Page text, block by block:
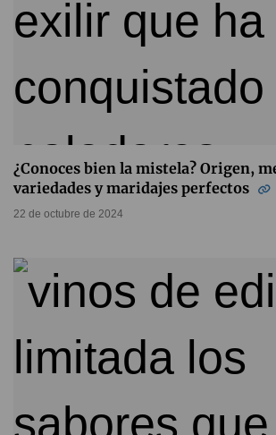
¿Conoces bien la mistela? Origen,
variedades y maridajes perfectos
22 de octubre de 2024